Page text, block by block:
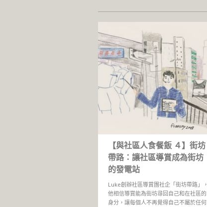
【與社區人食餐飯 ４】街坊
帶路：讓社區導賞成為街坊
的發電站
Luke創辦社區導賞團社企「街坊帶路」，
他相信導賞能為街坊尋回自己和在社區的
身分，讓每個人不再覺得自己不屬於任何